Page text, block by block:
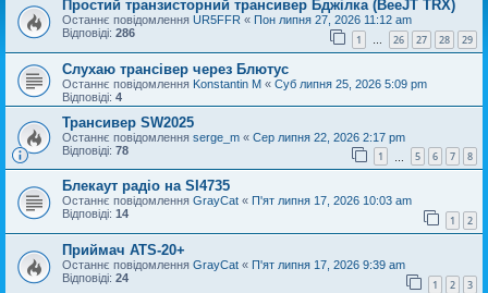
Простий транзисторний трансивер Бджілка (BeeJT TRX)
Останнє повідомлення UR5FFR « Пон липня 27, 2026 11:12 am
Відповіді: 286 1 … 26 27 28 29
Слухаю трансівер через Блютус
Останнє повідомлення Konstantin M « Суб липня 25, 2026 5:09 pm
Відповіді: 4
Трансивер SW2025
Останнє повідомлення serge_m « Сер липня 22, 2026 2:17 pm
Відповіді: 78 1 5 6 7 8
Блекаут радіо на SI4735
Останнє повідомлення GrayCat « П'ят липня 17, 2026 10:03 am
Відповіді: 14 1 2
Приймач ATS-20+
Останнє повідомлення GrayCat « П'ят липня 17, 2026 9:39 am
Відповіді: 24 1 2 3